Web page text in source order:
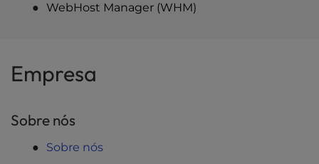
WebHost Manager (WHM)
Empresa
Sobre nós
Sobre nós